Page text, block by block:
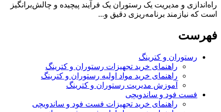
راه‌اندازی و مدیریت یک رستوران یک فرآیند پیچیده و چالش‌برانگیز
است که نیازمند برنامه‌ریزی دقیق و...
فهرست
رستوران و کترینگ
راهنمای خرید تجهیزات رستوران و کترینگ
راهنمای خرید مواد اولیه رستوران و کترینگ
آموزش مدیریت رستوران و کترینگ
فست فود و ساندویچی
راهنمای خرید تجهیزات فست فود و ساندویچی